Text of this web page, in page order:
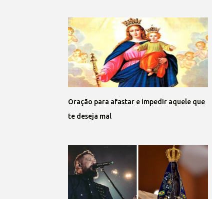
Oração para afastar e impedir aquele que
te deseja mal